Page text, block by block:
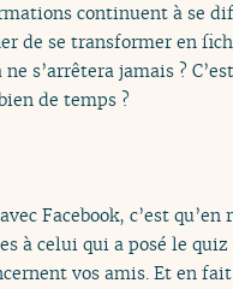
continuent à se
de se transformer en
s’arrêtera jamais ?
de temps ?
Facebook, c’est
à celui qui a posé le
vos amis. Et en